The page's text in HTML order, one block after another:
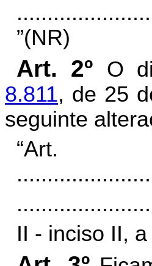
”(NR)
Art. 2º O
8.811, de 25
seguinte
II - inciso II,